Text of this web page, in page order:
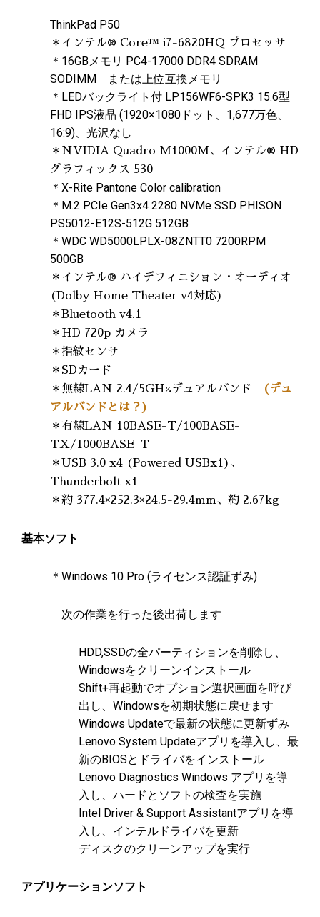
ThinkPad P50
＊インテル® Core™ i7-6820HQ プロセッサ
＊16GBメモリ PC4-17000 DDR4 SDRAM
SODIMM または上位互換メモリ
＊LEDバックライト付 LP156WF6-SPK3 15.6型
FHD IPS液晶 (1920×1080ドット、1,677万色、
16:9)、光沢なし
＊NVIDIA Quadro M1000M、インテル® HD
グラフィックス 530
＊X-Rite Pantone Color calibration
＊M.2 PCIe Gen3x4 2280 NVMe SSD PHISON
PS5012-E12S-512G 512GB
＊WDC WD5000LPLX-08ZNTT0 7200RPM
500GB
＊インテル® ハイデフィニション・オーディオ
(Dolby Home Theater v4対応)
＊Bluetooth v4.1
＊HD 720p カメラ
＊指紋センサ
＊SDカード
＊無線LAN 2.4/5GHzデュアルバンド
(デュ
アルバンドとは？)
＊有線LAN 10BASE-T/100BASE-
TX/1000BASE-T
＊USB 3.0 x4 (Powered USBx1)、
Thunderbolt x1
＊約 377.4×252.3×24.5-29.4mm、約 2.67kg
基本ソフト
＊Windows 10 Pro (ライセンス認証ずみ)
次の作業を行った後出荷します
HDD,SSDの全パーティションを削除し、
Windowsをクリーンインストール
Shift+再起動でオプション選択画面を呼び
出し、Windowsを初期状態に戻せます
Windows Updateで最新の状態に更新ずみ
Lenovo System Updateアプリを導入し、最
新のBIOSとドライバをインストール
Lenovo Diagnostics Windows アプリを導
入し、ハードとソフトの検査を実施
Intel Driver & Support Assistantアプリを導
入し、インテルドライバを更新
ディスクのクリーンアップを実行
アプリケーションソフト